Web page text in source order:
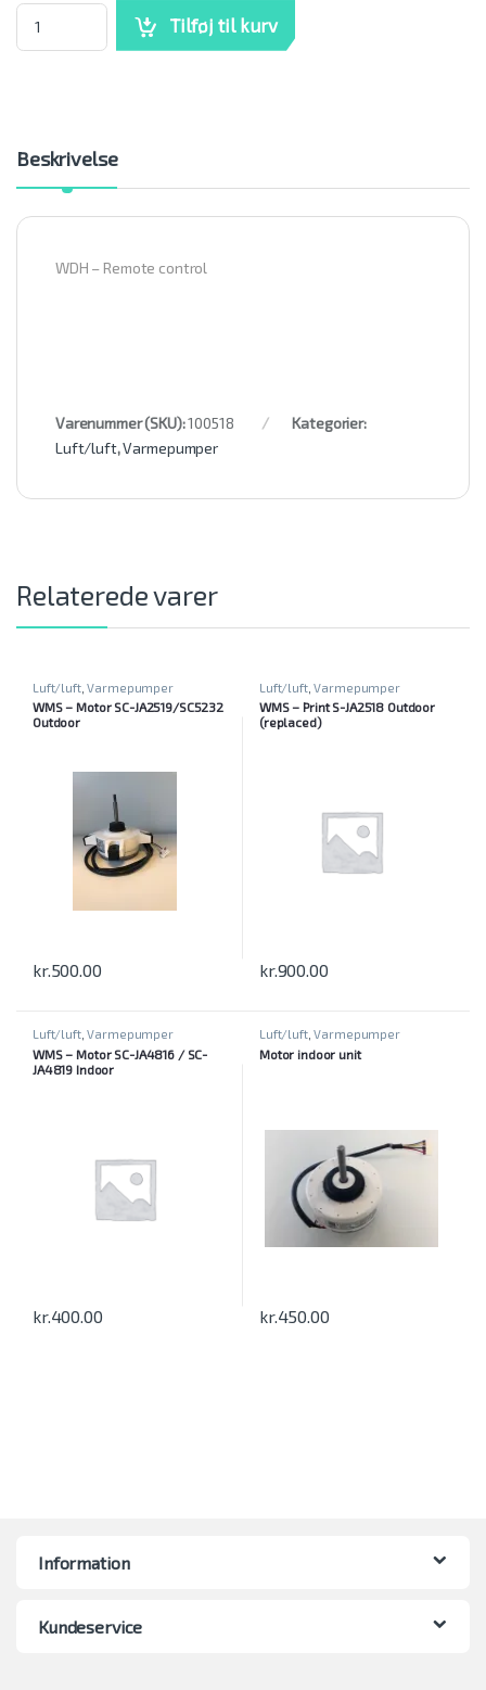
WDH - Remote control mængde
Tilføj til kurv
Beskrivelse
WDH – Remote control
Varenummer (SKU):100518
Kategorier:
Luft/luft,Varmepumper
Relaterede varer
Luft/luft,Varmepumper
WMS – Motor SC-JA2519/SC5232
Outdoor
kr.500.00
Luft/luft,Varmepumper
WMS – Print S-JA2518 Outdoor
(replaced)
kr.900.00
Luft/luft,Varmepumper
WMS – Motor SC-JA4816 / SC-
JA4819 Indoor
kr.400.00
Luft/luft,Varmepumper
Motor indoor unit
kr.450.00
Information
Kundeservice